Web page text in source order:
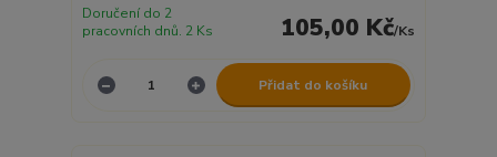
105,00 Kč/Ks
Doručení do 2
pracovních dnů. 2 Ks
Přidat do košíku